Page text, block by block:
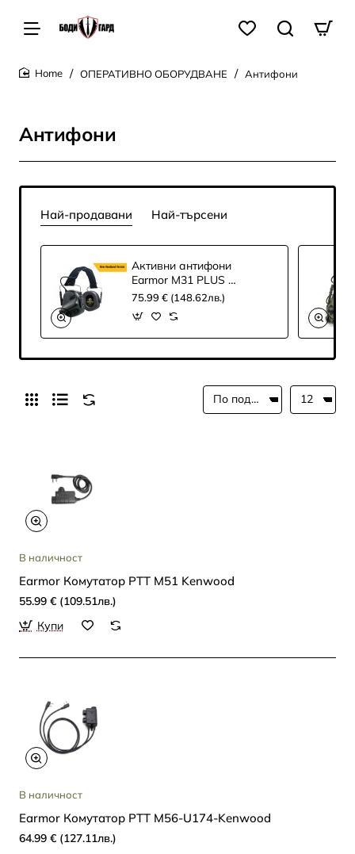
ОПЕРАТИВНО ОБОРУДВАНЕ Антифони
Антифони
Най-продавани Най-търсени
Активни антифони
Earmor M31 PLUS -
черни
75.99 € (148.62лв.)
В наличност
Earmor Комутатор PTT M51 Kenwood
55.99 € (109.51лв.)
Купи
В наличност
Earmor Комутатор PTT M56-U174-Kenwood
64.99 € (127.11лв.)